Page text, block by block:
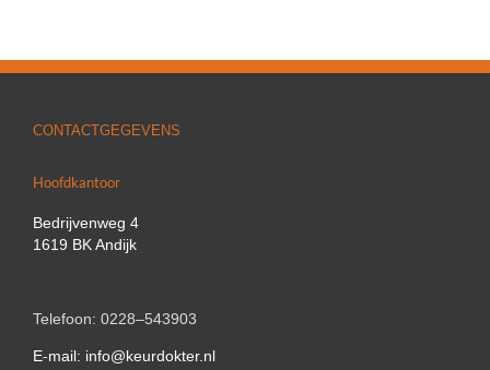
CONTACTGEGEVENS
Hoofdkantoor
Bedrijvenweg 4
1619 BK Andijk
Telefoon: 0228–543903
E-mail: info@keurdokter.nl